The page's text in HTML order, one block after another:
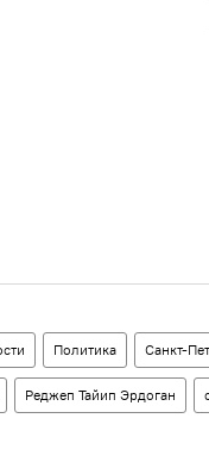
Политика Санкт-
Реджеп Тайип Эрдоган